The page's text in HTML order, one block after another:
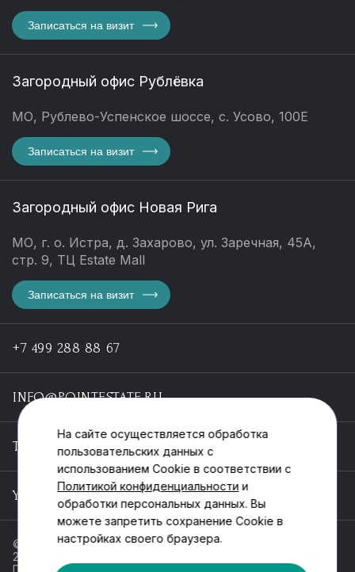
Записаться на визит
Загородный офис Рублёвка
МО, Рублево-Успенское шоссе, с. Усово, 100Е
Записаться на визит
Загородный офис Новая Рига
МО, г. о. Истра, д. Захарово, ул. Заречная, 45А,
стр. 9, ТЦ Estate Mall
Записаться на визит
+7 499 288 88 67
INFO@POINTESTATE.RU
TELEGRAM
YOUTUBE
© ООО «Пойнт эстейт», ИНН 55546464612,
2013-2025
Политика обработки персональных данных
На сайте осуществляется обработка
пользовательских данных с
использованием Cookie в соответствии с
Политикой конфиденциальности и
обработки персональных данных. Вы
можете запретить сохранение Cookie в
настройках своего браузера.